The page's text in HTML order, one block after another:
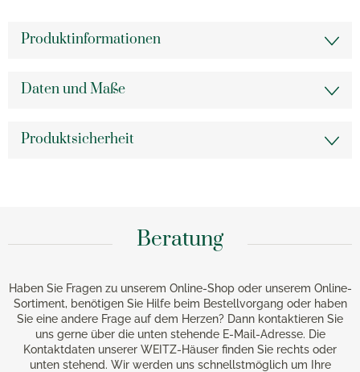
Produktinformationen
Daten und Maße
Produktsicherheit
Beratung
Haben Sie Fragen zu unserem Online-Shop oder unserem Online-
Sortiment, benötigen Sie Hilfe beim Bestellvorgang oder haben
Sie eine andere Frage auf dem Herzen? Dann kontaktieren Sie
uns gerne über die unten stehende E-Mail-Adresse. Die
Kontaktdaten unserer WEITZ-Häuser finden Sie rechts oder
unten stehend. Wir werden uns schnellstmöglich um Ihre